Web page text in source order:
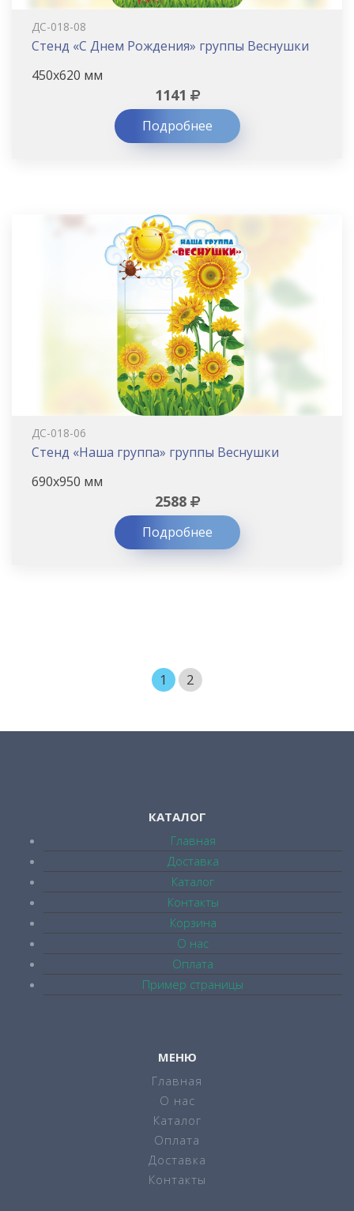
ДС-018-08
Стенд «С Днем Рождения» группы Веснушки
450х620 мм
1141
Подробнее
ДС-018-06
Стенд «Наша группа» группы Веснушки
690х950 мм
2588
Подробнее
1 2
КАТАЛОГ
Главная
Доставка
Каталог
Контакты
Корзина
О нас
Оплата
Пример страницы
МЕНЮ
Главная
О нас
Каталог
Оплата
Доставка
Контакты